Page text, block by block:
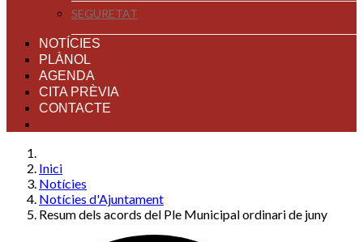
SEGURETAT
NOTÍCIES
PLÀNOL
AGENDA
CITA PRÈVIA
CONTACTE
Inici
Notícies
Notícies d'Ajuntament
Resum dels acords del Ple Municipal ordinari de juny